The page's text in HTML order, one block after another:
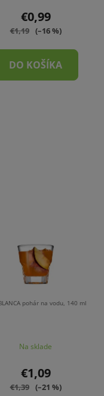
€0,99
€1,19 (–16 %)
DO KOŠÍKA
pohár na vodu, 140 ml
Na sklade
€1,09
€1,39 (–21 %)